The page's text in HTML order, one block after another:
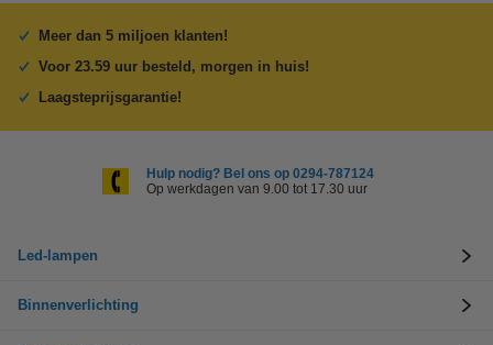
Meer dan 5 miljoen klanten!
Voor 23.59 uur besteld, morgen in huis!
Laagsteprijsgarantie!
Hulp nodig? Bel ons op 0294-787124
Op werkdagen van 9.00 tot 17.30 uur
Led-lampen
Binnenverlichting